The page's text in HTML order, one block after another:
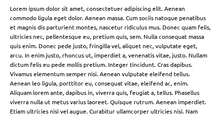
Lorem ipsum dolor sit amet, consectetuer adipiscing elit. Aenean
commodo ligula eget dolor. Aenean massa. Cum sociis natoque penatibus
et magnis dis parturient montes, nascetur ridiculus mus. Donec quam felis,
ultricies nec, pellentesque eu, pretium quis, sem. Nulla consequat massa
quis enim. Donec pede justo, fringilla vel, aliquet nec, vulputate eget,
arcu. In enim justo, rhoncus ut, imperdiet a, venenatis vitae, justo. Nullam
dictum felis eu pede mollis pretium. Integer tincidunt. Cras dapibus.
Vivamus elementum semper nisi. Aenean vulputate eleifend tellus.
Aenean leo ligula, porttitor eu, consequat vitae, eleifend ac, enim.
Aliquam lorem ante, dapibus in, viverra quis, feugiat a, tellus. Phasellus
viverra nulla ut metus varius laoreet. Quisque rutrum. Aenean imperdiet.
Etiam ultricies nisi vel augue. Curabitur ullamcorper ultricies nisi. Nam